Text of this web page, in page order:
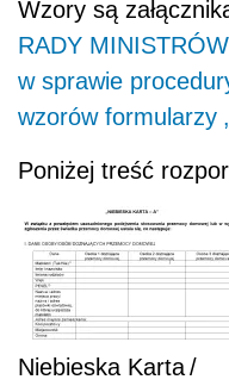
Wzory są
RADY
w sprawie
wzorów formularzy
Poniżej treść
Niebieska Karta/